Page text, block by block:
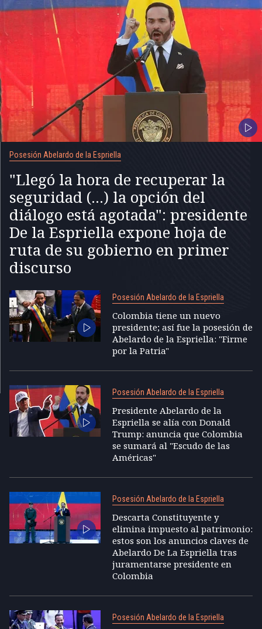
Posesión Abelardo de la Espriella
"Llegó la hora de recuperar la
seguridad (...) la opción del
diálogo está agotada": presidente
De la Espriella expone hoja de
ruta de su gobierno en primer
discurso
Posesión Abelardo de la Espriella
Colombia tiene un nuevo
presidente; así fue la posesión de
Abelardo de la Espriella: "Firme
por la Patria"
Posesión Abelardo de la Espriella
Presidente Abelardo de la
Espriella se alía con Donald
Trump: anuncia que Colombia
se sumará al "Escudo de las
Américas"
Posesión Abelardo de la Espriella
Descarta Constituyente y
elimina impuesto al patrimonio:
estos son los anuncios claves de
Abelardo De La Espriella tras
juramentarse presidente en
Colombia
Posesión Abelardo de la Espriella